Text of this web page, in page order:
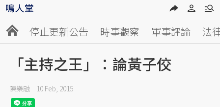
停止更新公告 時事觀察 軍事評論 法
「主持之王」：論黃子佼
陳樂融 10 Feb, 2015